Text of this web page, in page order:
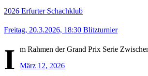
2026 Erfurter Schachklub
Freitag, 20.3.2026, 18:30 Blitzturnier
I
m Rahmen der Grand Prix Serie
März 12, 2026